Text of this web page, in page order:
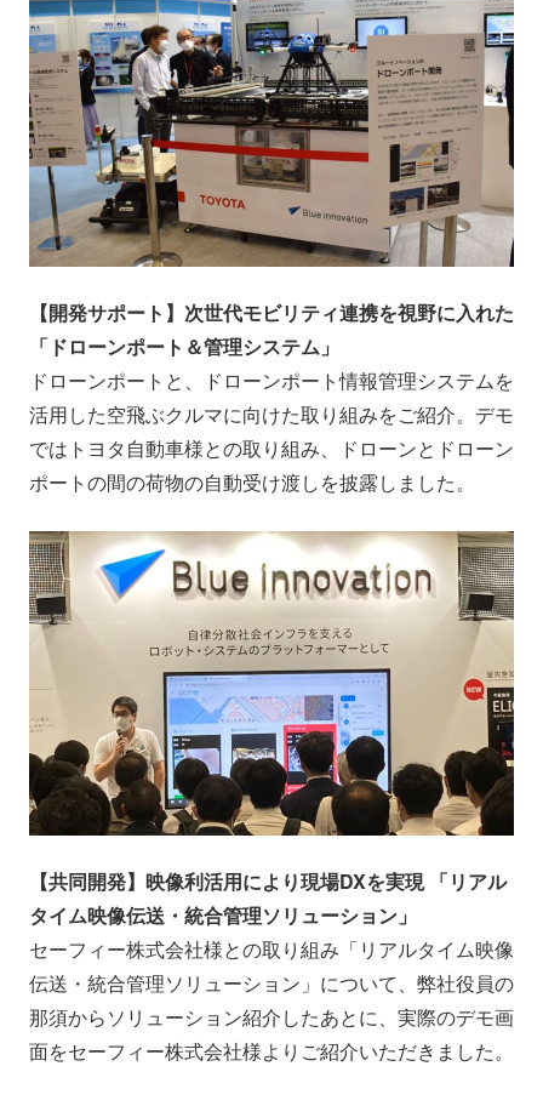
【開発サポート】次世代モビリティ連携を視野に入れた
「ドローンポート＆管理システム」
ドローンポートと、ドローンポート情報管理システムを
活用した空飛ぶクルマに向けた取り組みをご紹介。デモ
ではトヨタ自動車様との取り組み、ドローンとドローン
ポートの間の荷物の自動受け渡しを披露しました。
【共同開発】映像利活用により現場DXを実現 「リアル
タイム映像伝送・統合管理ソリューション」
セーフィー株式会社様との取り組み「リアルタイム映像
伝送・統合管理ソリューション」について、弊社役員の
那須からソリューション紹介したあとに、実際のデモ画
面をセーフィー株式会社様よりご紹介いただきました。